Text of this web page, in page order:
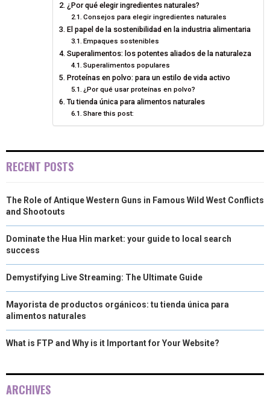
N
O
K
N
E
S
T
N
I
N
¿Por qué elegir ingredientes naturales?
Consejos para elegir ingredientes naturales
El papel de la sostenibilidad en la industria alimentaria
Empaques sostenibles
Superalimentos: los potentes aliados de la naturaleza
Superalimentos populares
Proteínas en polvo: para un estilo de vida activo
¿Por qué usar proteínas en polvo?
Tu tienda única para alimentos naturales
Share this post:
RECENT POSTS
The Role of Antique Western Guns in Famous Wild West Conflicts
and Shootouts
Dominate the Hua Hin market: your guide to local search
success
Demystifying Live Streaming: The Ultimate Guide
Mayorista de productos orgánicos: tu tienda única para
alimentos naturales
What is FTP and Why is it Important for Your Website?
ARCHIVES